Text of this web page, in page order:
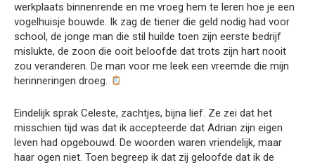
werkplaats binnenrende en me vroeg hem te leren hoe je een
vogelhuisje bouwde. Ik zag de tiener die geld nodig had voor
school, de jonge man die stil huilde toen zijn eerste bedrijf
mislukte, de zoon die ooit beloofde dat trots zijn hart nooit
zou veranderen. De man voor me leek een vreemde die mijn
herinneringen droeg.
Eindelijk sprak Celeste, zachtjes, bijna lief. Ze zei dat het
misschien tijd was dat ik accepteerde dat Adrian zijn eigen
leven had opgebouwd. De woorden waren vriendelijk, maar
haar ogen niet. Toen begreep ik dat zij geloofde dat ik de